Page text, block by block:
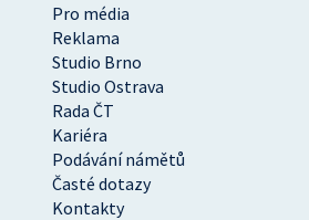
Pro média
Reklama
Studio Brno
Studio Ostrava
Rada ČT
Kariéra
Podávání námětů
Časté dotazy
Kontakty